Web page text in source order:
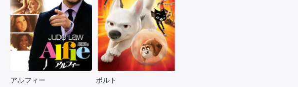
アルフィー ボルト